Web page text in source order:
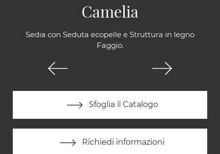
Sedia con Seduta ecopelle e Struttura in legno
Faggio.
Sfoglia il Catalogo
Richiedi informazioni
Camelia